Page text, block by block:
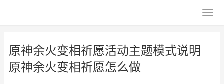
原神余火变相祈愿活动主题模式说明
原神余火变相祈愿怎么做